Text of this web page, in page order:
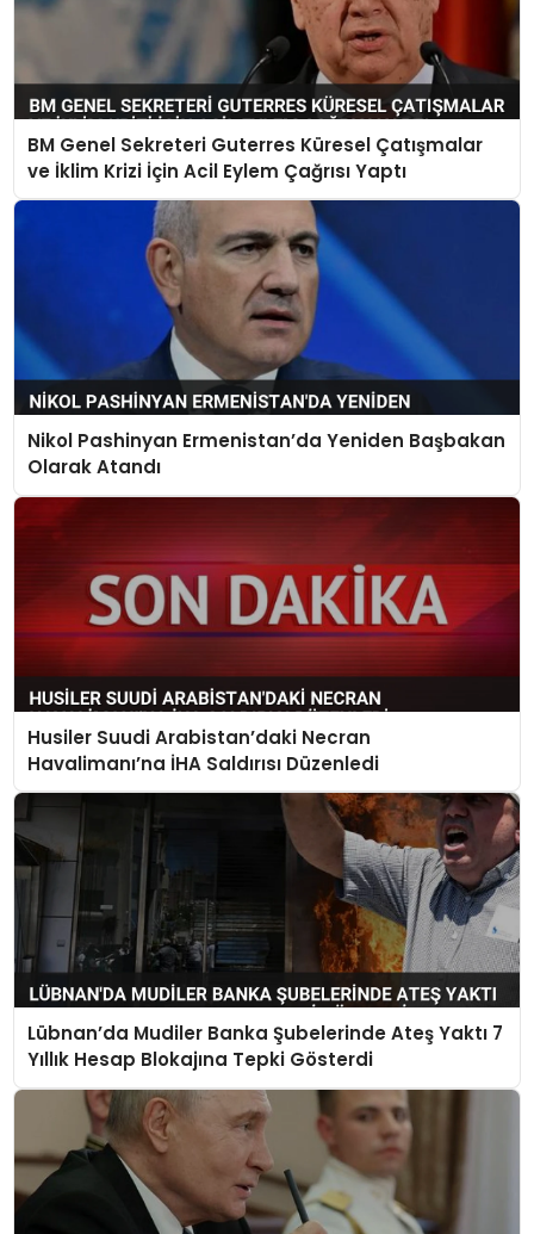
BM Genel Sekreteri Guterres Küresel Çatışmalar
ve İklim Krizi İçin Acil Eylem Çağrısı Yaptı
Nikol Pashinyan Ermenistan’da Yeniden Başbakan
Olarak Atandı
Husiler Suudi Arabistan’daki Necran
Havalimanı’na İHA Saldırısı Düzenledi
Lübnan’da Mudiler Banka Şubelerinde Ateş Yaktı 7
Yıllık Hesap Blokajına Tepki Gösterdi